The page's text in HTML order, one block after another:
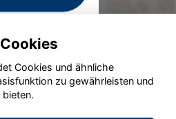
GmbH 2020 - 2026
Cookies und ähnliche
zu gewährleisten und